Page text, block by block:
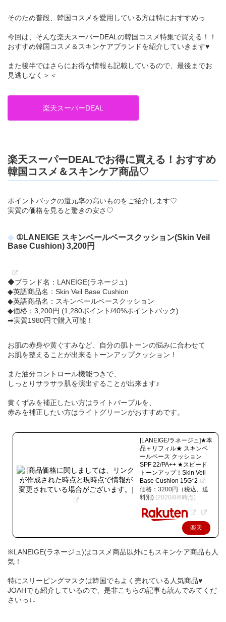
そのため普段、韓国コスメを愛用している方は特におすすめっ
今回は、そんな楽天スーパーDEALの韓国コスメ特集で買える！！
おすすめ韓国コスメ＆スキンケアブランドを紹介していきます♥
また後半ではさらにお得な情報も記載しているので、最後までお
見逃しなく＞＜
楽天スーパーDEAL
楽天スーパーDEALでお得に買える！おすすめ
韓国コスメ＆スキンケア商品♡
ポイントバックの還元率の高いものをご紹介します♡
実質の価格を見ると驚きの安さ♡
①LANEIGE スキンベールベースクッション(Skin Veil
Base Cushion) 3,200円
◆ブランド名：LANEIGE(ラネージュ)
◆英語商品名：Skin Veil Base Cushion
◆英語商品名：スキンベールベースクッション
◆価格：3,200円 (1,280ポイント/40%ポイントバック)
➡実質1980円で購入可能！
お肌の赤身や黄ぐすみなど、自分の肌トーンの悩みに合わせて
お肌を整えることが出来るトーンアップクッション！
また油分コントロール機能つきで、
しっとりサラサラ肌を演出することが出来ます♪
黄くずみを補正したい方はライトパープルを、
赤みを補正したい方はライトグリーンがおすすめです。
[LANEIGE/ラネージュ]★本
品＋リフィル★ スキンベ
ールベース クッション
SPF 22/PA++ ★スピード
トーンアップ！Skin Veil
Base Cushion 15G*2
価格：3200円（税込、送
料別) (2020/8/6時点)
楽天
入
※LANEIGE(ラネージュ)はコスメ商品以外にもスキンケア商品も人
気！
特にスリーピングマスクは韓国でもよく売れている人気商品♥
JOAHでも紹介しているので、是非こちらの記事も読んでみてくだ
さいっ↓↓